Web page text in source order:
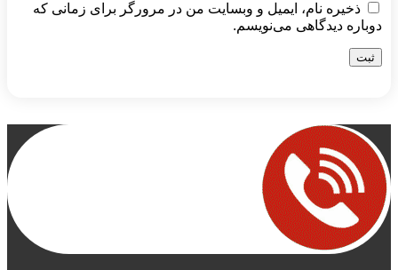
ذخیره نام، ایمیل و وبسایت من در مرورگر برای زمانی که
دوباره دیدگاهی می‌نویسم.